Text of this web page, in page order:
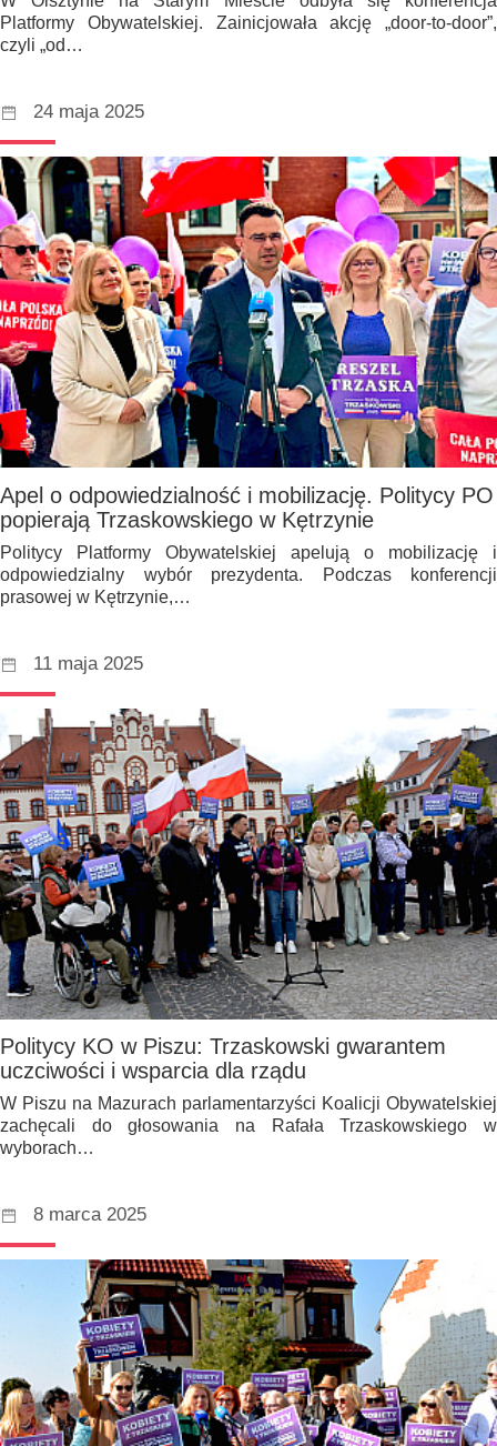
Platformy Obywatelskiej. Zainicjowała akcję „door-to-door”,
czyli „od…
24 maja 2025
Apel o odpowiedzialność i mobilizację. Politycy PO
popierają Trzaskowskiego w Kętrzynie
Politycy Platformy Obywatelskiej apelują o mobilizację i
odpowiedzialny wybór prezydenta. Podczas konferencji
prasowej w Kętrzynie,…
11 maja 2025
Politycy KO w Piszu: Trzaskowski gwarantem
uczciwości i wsparcia dla rządu
W Piszu na Mazurach parlamentarzyści Koalicji Obywatelskiej
zachęcali do głosowania na Rafała Trzaskowskiego w
wyborach…
8 marca 2025